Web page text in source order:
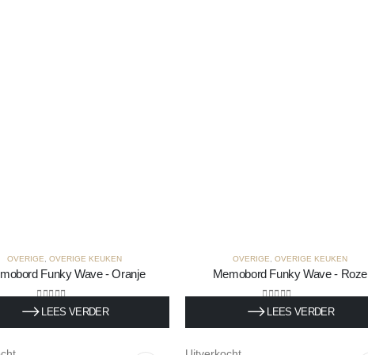
LEES VERDER
OVERIGE OVERIGE KEUKEN
Funky Wave - Oranje
0 out of 5
Incl. BTW LEES VERDER
OVERIGE OVERIGE KEUKEN
Memobord Funky Wave - Roze
0 out of 5
Incl. BTW